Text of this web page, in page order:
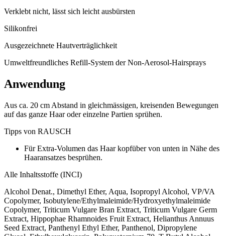
Verklebt nicht, lässt sich leicht ausbürsten
Silikonfrei
Ausgezeichnete Hautverträglichkeit
Umweltfreundliches Refill-System der Non-Aerosol-Hairsprays
Anwendung
Aus ca. 20 cm Abstand in gleichmässigen, kreisenden Bewegungen
auf das ganze Haar oder einzelne Partien sprühen.
Tipps von RAUSCH
Für Extra-Volumen das Haar kopfüber von unten in Nähe des
Haaransatzes besprühen.
Alle Inhaltsstoffe (INCI)
Alcohol Denat., Dimethyl Ether, Aqua, Isopropyl Alcohol, VP/VA
Copolymer, Isobutylene/Ethylmaleimide/Hydroxyethylmaleimide
Copolymer, Triticum Vulgare Bran Extract, Triticum Vulgare Germ
Extract, Hippophae Rhamnoides Fruit Extract, Helianthus Annuus
Seed Extract, Panthenyl Ethyl Ether, Panthenol, Dipropylene